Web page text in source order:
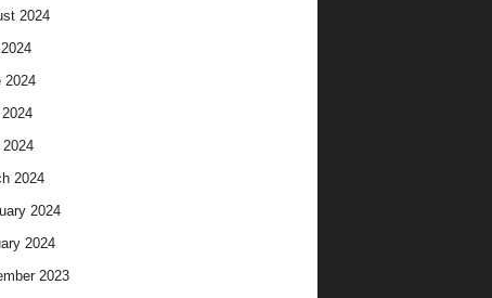
2024
2024
2024
2024
2024
2023